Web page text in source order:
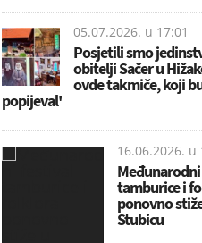
05.07.2026. u 17:01
Posjetili smo
obitelji Sačer u
ovde takmiče, koji
popijeval'
16.06.2026. u
tamburice i
ponovno
Stubicu